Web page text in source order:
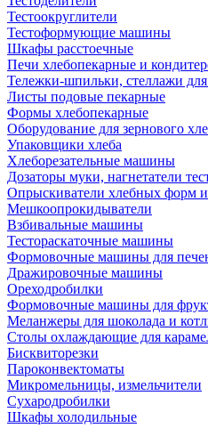
Тестоокруглители
Тестоформующие машины
Шкафы расстоечные
Печи хлебопекарные и
Тележки-шпильки, стеллажи для
Листы подовые пекарные
Формы хлебопекарные
Оборудование для зернового
Упаковщики хлеба
Хлеборезательные машины
Дозаторы муки, нагнетатели
Опрыскиватели хлебных форм
Мешкоопрокидыватели
Взбивальные машины
Тестораскаточные машины
Формовочные машины для
Дражировочные машины
Ореходробилки
Формовочные машины для
Меланжеры для шоколада и
Столы охлаждающие для
Бисквиторезки
Пароконвектоматы
Микромельницы, измельчители
Сухародробилки
Шкафы холодильные